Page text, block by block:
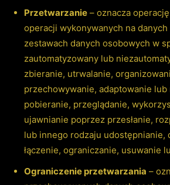
Przetwarzanie – oznacza
operacji wykonywanych na
zestawach danych osobowych w
zautomatyzowany lub
zbieranie, utrwalanie,
przechowywanie, adaptowanie
pobieranie, przeglądanie,
ujawnianie poprzez przesłanie,
lub innego rodzaju udostępnianie,
łączenie, ograniczanie, usuwanie
Ograniczenie przetwarzania –